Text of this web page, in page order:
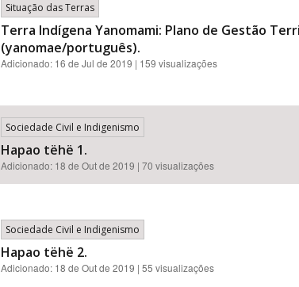
Situação das Terras
Terra Indígena Yanomami: Plano de Gestão
(yanomae/português).
Adicionado: 16 de Jul de 2019 | 159 visualizações
Sociedade Civil e Indigenismo
Hapao tëhë 1.
Adicionado: 18 de Out de 2019 | 70 visualizações
Sociedade Civil e Indigenismo
Hapao tëhë 2.
Adicionado: 18 de Out de 2019 | 55 visualizações